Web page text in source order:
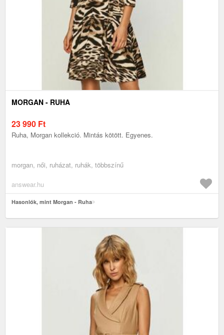
MORGAN - RUHA
23 990 Ft
Ruha, Morgan kollekció. Mintás kötött. Egyenes.
morgan, női, ruházat, ruhák, többszínű
answear.hu
Hasonlók, mint Morgan - Ruha